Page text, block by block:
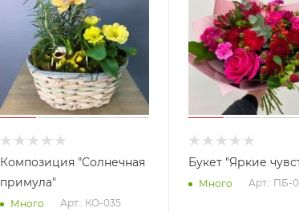
Композиция "Солнечная
примула"
Много Арт.: КО-035
Букет "Яркие
Много Арт.: ПБ-